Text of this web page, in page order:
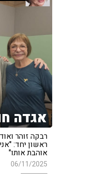
אגדה
רבקה זוהר
ראשון יחד:
אוהבת אותו"
06/11/2025